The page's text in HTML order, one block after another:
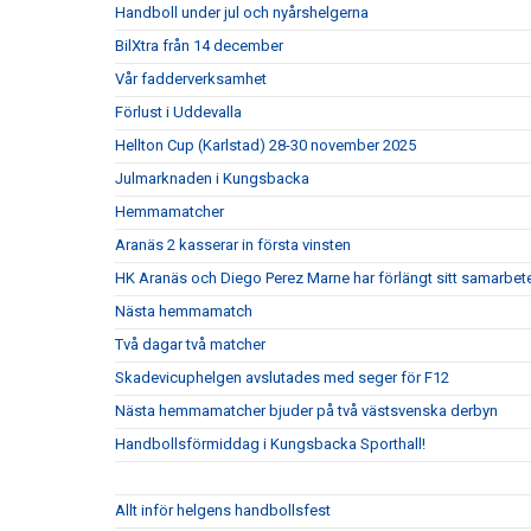
Handboll under jul och nyårshelgerna
BilXtra från 14 december
Vår fadderverksamhet
Förlust i Uddevalla
Hellton Cup (Karlstad) 28-30 november 2025
Julmarknaden i Kungsbacka
Hemmamatcher
Aranäs 2 kasserar in första vinsten
HK Aranäs och Diego Perez Marne har förlängt sitt
Nästa hemmamatch
Två dagar två matcher
Skadevicuphelgen avslutades med seger för F12
Nästa hemmamatcher bjuder på två västsvenska derbyn
Handbollsförmiddag i Kungsbacka Sporthall!
Allt inför helgens handbollsfest